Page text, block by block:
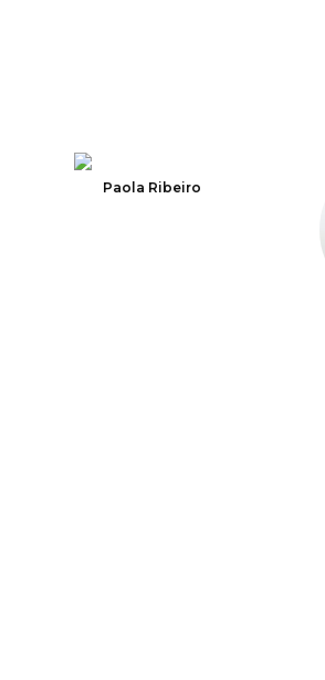
Paola Ribeiro